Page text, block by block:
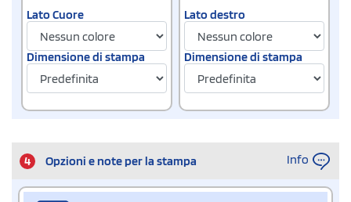
Lato Cuore
Dimensione di stampa
Lato destro
Dimensione di stampa
4 Opzioni e note per la stampa Info